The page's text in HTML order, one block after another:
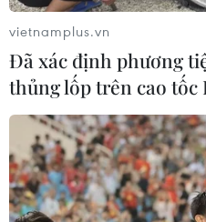
trang thiết bị mới, hiện đại.
vietnamplus.vn
Đã xác định phương
thủng lốp trên cao tốc